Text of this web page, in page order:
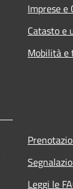
Imprese e
Catasto e
Mobilità e
Leggi le